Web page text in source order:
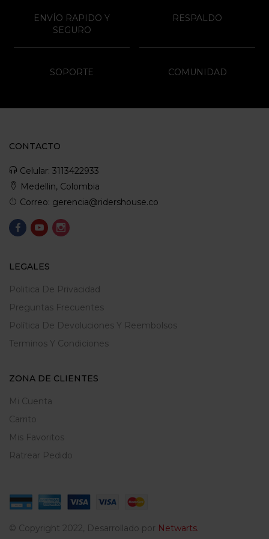
ENVÍO RAPIDO Y
SEGURO
RESPALDO
SOPORTE COMUNIDAD
CONTACTO
Celular: 3113422933
Medellin, Colombia
Correo: gerencia@ridershouse.co
LEGALES
Politica De Privacidad
Preguntas Frecuentes
Política De Devoluciones Y Reembolsos
Terminos Y Condiciones
ZONA DE CLIENTES
Mi Cuenta
Carrito
Mis Favoritos
Ratrear Pedido
© Copyright 2022, Desarrollado por Netwarts.